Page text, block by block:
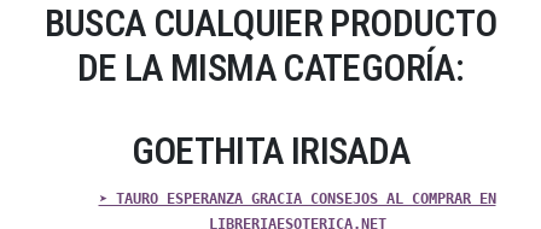
BUSCA CUALQUIER PRODUCTO
DE LA MISMA CATEGORÍA:
GOETHITA IRISADA
➤ TAURO ESPERANZA GRACIA CONSEJOS AL COMPRAR EN
LIBRERIAESOTERICA.NET